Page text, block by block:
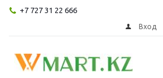
+7 727 31 22 666
Вход